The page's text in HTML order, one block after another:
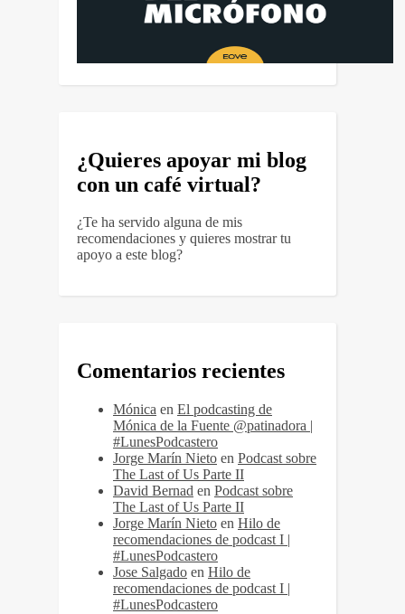
¿Quieres apoyar mi blog
con un café virtual?
¿Te ha servido alguna de mis
recomendaciones y quieres mostrar tu
apoyo a este blog?
Comentarios recientes
Mónica en El podcasting de
Mónica de la Fuente @patinadora |
#LunesPodcastero
Jorge Marín Nieto en Podcast sobre
The Last of Us Parte II
David Bernad en Podcast sobre
The Last of Us Parte II
Jorge Marín Nieto en Hilo de
recomendaciones de podcast I |
#LunesPodcastero
Jose Salgado en Hilo de
recomendaciones de podcast I |
#LunesPodcastero